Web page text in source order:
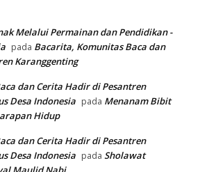
Melalui Permainan dan Pendidikan -
pada Bacarita, Komunitas Baca dan
Karanggenting
dan Cerita Hadir di Pesantren
Desa Indonesia pada Menanam Bibit
Hidup
dan Cerita Hadir di Pesantren
Desa Indonesia pada Sholawat